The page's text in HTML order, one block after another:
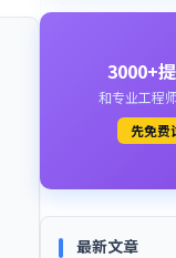
3000+
和专业工程
先免
最新文章